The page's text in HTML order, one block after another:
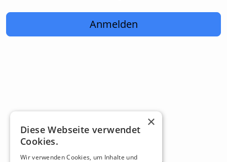
Anmelden
×
Diese Webseite verwendet
Cookies.
Wir verwenden Cookies, um Inhalte und